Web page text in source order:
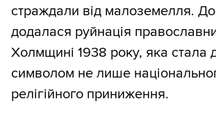
страждали від малоземелля.
додалася руйнація
Холмщині 1938 року, яка стала
символом не лише
релігійного приниження.